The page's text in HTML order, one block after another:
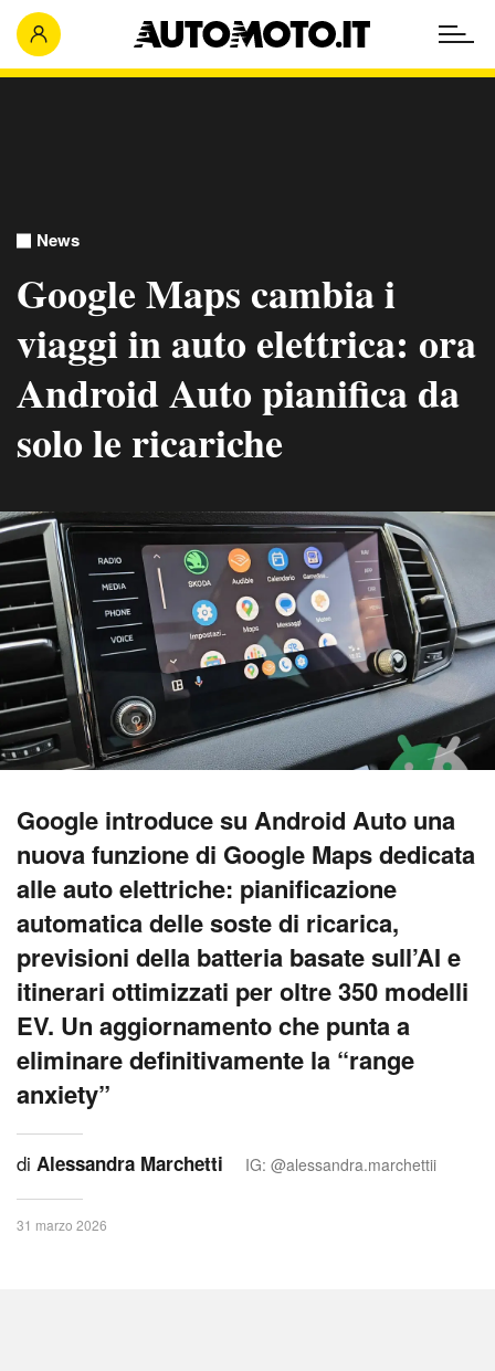
News
Google Maps cambia i
viaggi in auto elettrica: ora
Android Auto pianifica da
solo le ricariche
Google introduce su Android Auto una
nuova funzione di Google Maps dedicata
alle auto elettriche: pianificazione
automatica delle soste di ricarica,
previsioni della batteria basate sull’AI e
itinerari ottimizzati per oltre 350 modelli
EV. Un aggiornamento che punta a
eliminare definitivamente la “range
anxiety”
di Alessandra Marchetti IG: @alessandra.marchettii
31 marzo 2026